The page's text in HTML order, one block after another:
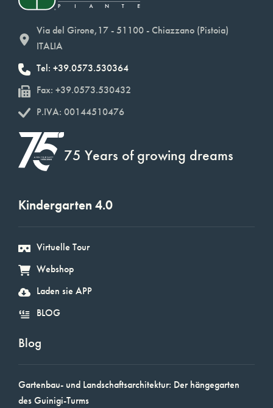
Via del Girone,17 - 51100 - Chiazzano (Pistoia)
ITALIA
Tel: +39.0573.530364
Fax: +39.0573.530432
P.IVA: 00144510476
75 Years of growing dreams
Kindergarten 4.0
Virtuelle Tour
Webshop
Laden sie APP
BLOG
Blog
Gartenbau- und Landschaftsarchitektur: Der hängegarten
des Guinigi-Turms